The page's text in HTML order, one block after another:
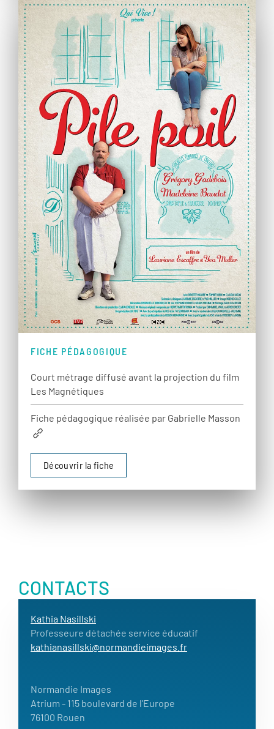
FICHE PÉDAGOGIQUE
Court métrage diffusé avant la projection du film
Les Magnétiques
Fiche pédagogique réalisée par Gabrielle Masson
Découvrir la fiche
CONTACTS
Kathia Nasillski
Professeure détachée service éducatif
kathianasillski@normandieimages.fr
Normandie Images
Atrium - 115 boulevard de l'Europe
76100 Rouen